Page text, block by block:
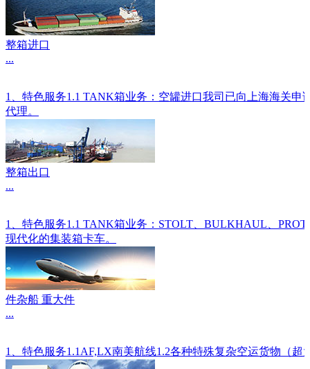
整箱进口
...
1、特色服务1.1 TANK箱业务：空罐进口我司已向上海海关
代理。
整箱出口
...
1、特色服务1.1 TANK箱业务：STOLT、BULKHAUL、
现代化的集装箱卡车。
件杂船 重大件
...
1、特色服务1.1AF,LX南美航线1.2各种特殊复杂空运货物（